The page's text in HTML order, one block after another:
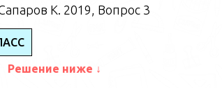
К. 2019, Вопрос 3
Решение ниже ↓